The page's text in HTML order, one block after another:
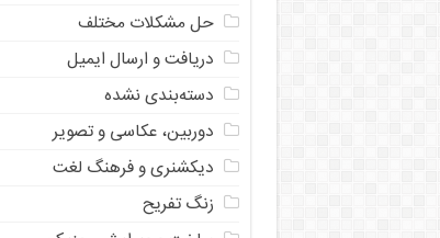
حل مشکلات مختلف
دریافت و ارسال ایمیل
دسته‌بندی نشده
دوربین، عکاسی و تصویر
دیکشنری و فرهنگ لغت
زنگ تفریح